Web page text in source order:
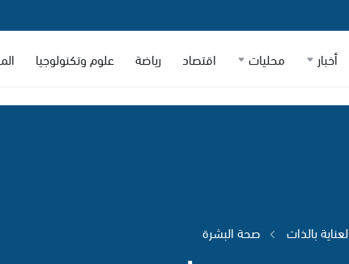
أخبار محليات اقتصاد رياضة علوم وتكنولوجيا
بالذات صحة البشرة